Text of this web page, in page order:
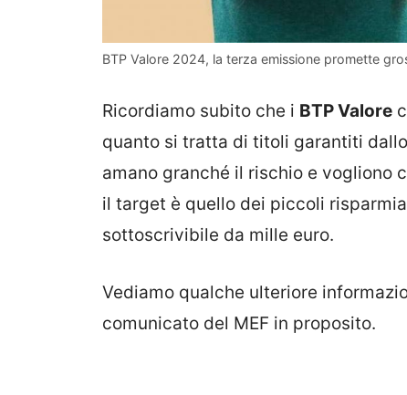
BTP Valore 2024, la terza emissione promette
Ricordiamo subito che i BTP Valore
quanto si tratta di titoli garantiti
amano granché il rischio e vogliono
il target è quello dei piccoli
sottoscrivibile da mille euro.
Vediamo qualche ulteriore
comunicato del MEF in proposito.